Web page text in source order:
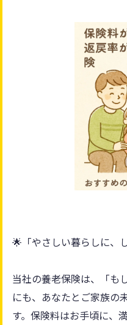
🌟「やさしい暮らしに、
当社の養老保険は、「も
にも、あなたとご家族の
す。保険料はお手頃に、